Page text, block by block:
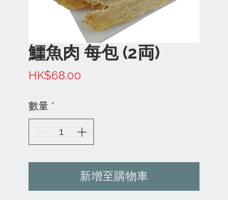
鱷魚肉 每包 (2両)
HK$68.00
數量 *
新增至購物車